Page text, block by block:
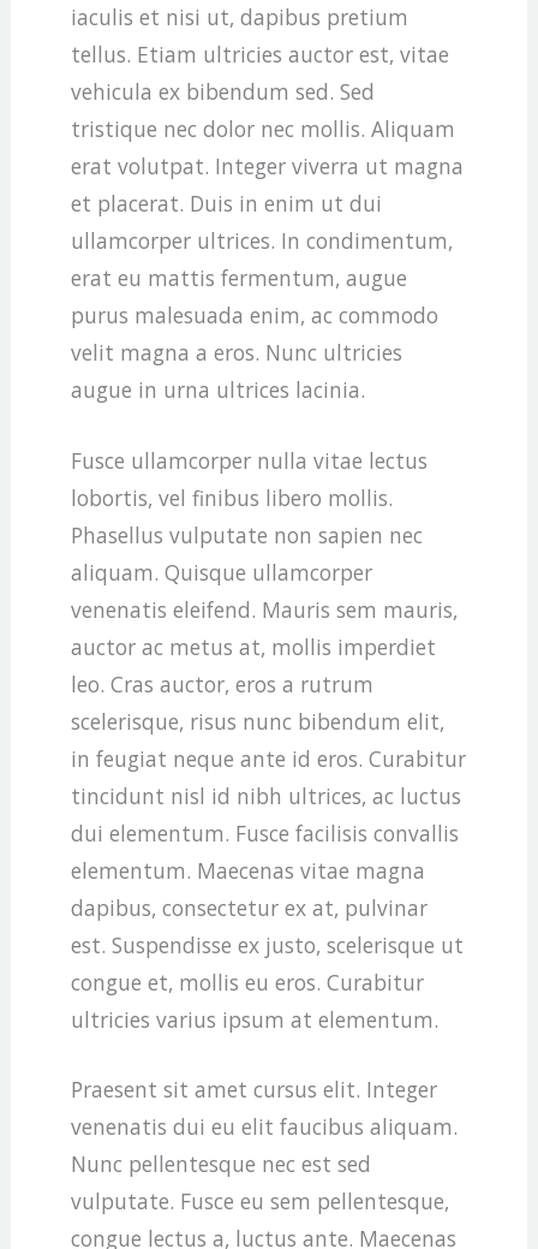
iaculis et nisi ut, dapibus pretium
tellus. Etiam ultricies auctor est, vitae
vehicula ex bibendum sed. Sed
tristique nec dolor nec mollis. Aliquam
erat volutpat. Integer viverra ut magna
et placerat. Duis in enim ut dui
ullamcorper ultrices. In condimentum,
erat eu mattis fermentum, augue
purus malesuada enim, ac commodo
velit magna a eros. Nunc ultricies
augue in urna ultrices lacinia.
Fusce ullamcorper nulla vitae lectus
lobortis, vel finibus libero mollis.
Phasellus vulputate non sapien nec
aliquam. Quisque ullamcorper
venenatis eleifend. Mauris sem mauris,
auctor ac metus at, mollis imperdiet
leo. Cras auctor, eros a rutrum
scelerisque, risus nunc bibendum elit,
in feugiat neque ante id eros. Curabitur
tincidunt nisl id nibh ultrices, ac luctus
dui elementum. Fusce facilisis convallis
elementum. Maecenas vitae magna
dapibus, consectetur ex at, pulvinar
est. Suspendisse ex justo, scelerisque ut
congue et, mollis eu eros. Curabitur
ultricies varius ipsum at elementum.
Praesent sit amet cursus elit. Integer
venenatis dui eu elit faucibus aliquam.
Nunc pellentesque nec est sed
vulputate. Fusce eu sem pellentesque,
congue lectus a, luctus ante. Maecenas